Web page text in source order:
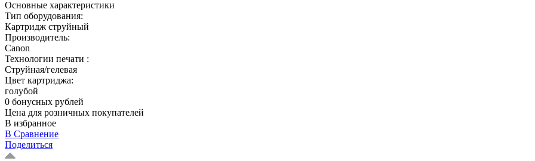
Основные характеристики
Тип оборудования:
Картридж струйный
Производитель:
Canon
Технологии печати :
Струйная/гелевая
Цвет картриджа:
голубой
0 бонусных рублей
Цена для розничных покупателей
В избранное
В Сравнение
Поделиться